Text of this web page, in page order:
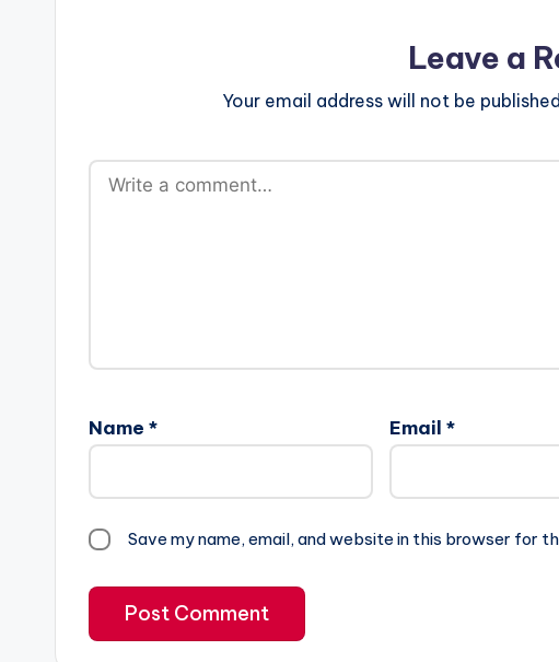
Leave a
Your email address will not be
Name * Email *
Save my name, email, and website in this browser for